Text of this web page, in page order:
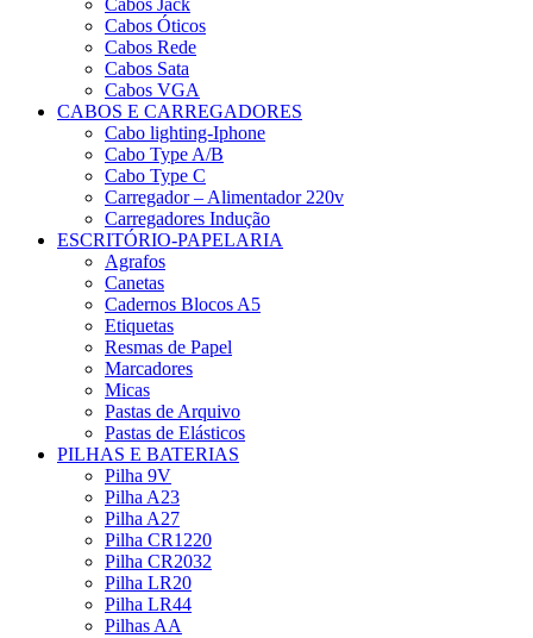
Cabos Jack
Cabos Óticos
Cabos Rede
Cabos Sata
Cabos VGA
CABOS E CARREGADORES
Cabo lighting-Iphone
Cabo Type A/B
Cabo Type C
Carregador – Alimentador 220v
Carregadores Indução
ESCRITÓRIO-PAPELARIA
Agrafos
Canetas
Cadernos Blocos A5
Etiquetas
Resmas de Papel
Marcadores
Micas
Pastas de Arquivo
Pastas de Elásticos
PILHAS E BATERIAS
Pilha 9V
Pilha A23
Pilha A27
Pilha CR1220
Pilha CR2032
Pilha LR20
Pilha LR44
Pilhas AA